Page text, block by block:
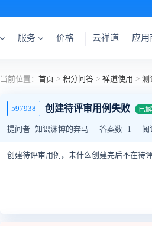
服务 价格 云禅道 应用
当前位置： 首页 > 积分问答 > 禅道使用 > 测
597938 创建待评审用例失败 已
提问者 知识渊博的奔马 答案数 1 阅
创建待评审用例，未什么创建完后不在待